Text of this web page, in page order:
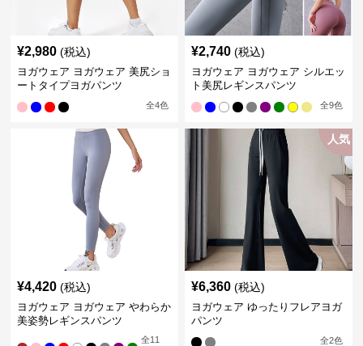
¥2,980 (税込)
ヨガウェア ヨガウェア 美尻ショ
ートタイプヨガパンツ
全4色
¥2,740 (税込)
ヨガウェア ヨガウェア シルエッ
ト美尻レギンスパンツ
全9色
¥4,420 (税込)
ヨガウェア ヨガウェア やわらか
美姿勢レギンスパンツ
全11
人気
¥6,360 (税込)
ヨガウェア ゆったりフレアヨガ
パンツ
全2色